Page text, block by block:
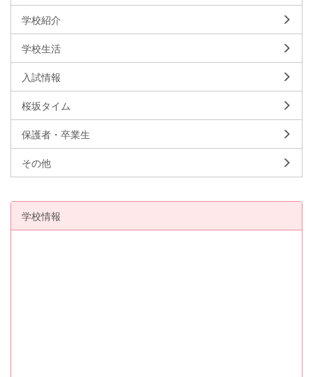
学校紹介
学校生活
入試情報
桜坂タイム
保護者・卒業生
その他
学校情報